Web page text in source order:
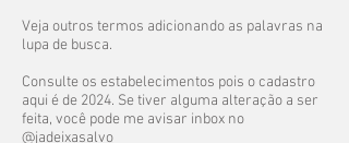
Veja outros termos adicionando as palavras na
lupa de busca.
Consulte os estabelecimentos pois o cadastro
aqui é de 2024. Se tiver alguma alteração a ser
feita, você pode me avisar inbox no
@jadeixasalvo